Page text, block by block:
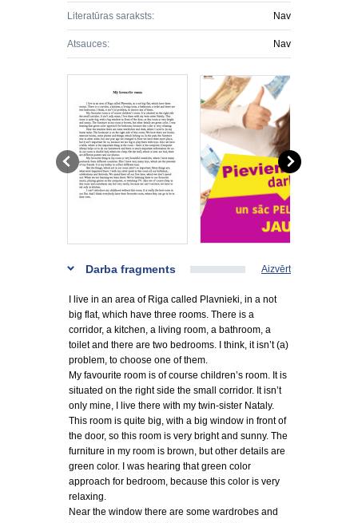
Literatūras saraksts: Nav
Atsauces: Nav
Darba fragments Aizvērt
I live in an area of Riga called Plavnieki, in a not
big flat, which have three rooms. There is a
corridor, a kitchen, a living room, a bathroom, a
toilet and there are two bedrooms. I think, it isn’t (a)
problem, to choose one of them.
My favourite room is of course children’s room. It is
situated on the right side the small corridor. It isn’t
only mine, I live there with my twin-sister Nataly.
This room is quite big, with a big window in front of
the door, so this room is very bright and sunny. The
furniture in my room is brown, but other details are
green color. I was hearing that green color
approach for bedroom, because this color is very
relaxing.
Near the window there are some wardrobes and